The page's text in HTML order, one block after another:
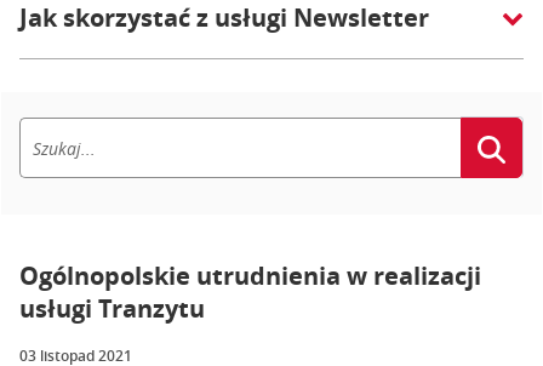
Jak skorzystać z usługi Newsletter
Ogólnopolskie utrudnienia w realizacji
usługi Tranzytu
03 listopad 2021